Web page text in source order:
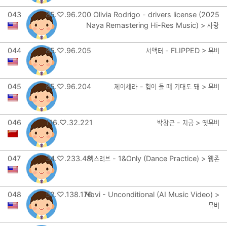
043 85.♡.96.200 Olivia Rodrigo - drivers license (2025
Naya Remastering Hi-Res Music) > 사랑
044 85.♡.96.205 서액터 - FLIPPED > 뮤비
045 85.♡.96.204 제이세라 - 힘이 들 때 기대도 돼 > 뮤비
046 116.♡.32.221 박창근 - 지금 > 옛뮤비
047 34.♡.233.48엑스러브 - 1&Only (Dance Practice) > 웹존
048 52.♡.138.176Novi - Unconditional (AI Music Video) >
뮤비